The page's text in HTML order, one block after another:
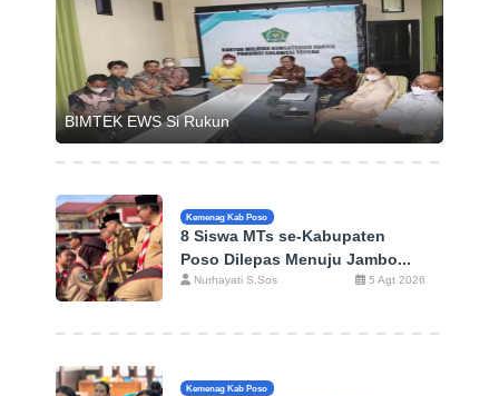
BIMTEK EWS Si Rukun
Kemenag Kab Poso
8 Siswa MTs se-Kabupaten
Poso Dilepas Menuju Jambo...
Nurhayati S.Sos 5 Agt 2026
Kemenag Kab Poso